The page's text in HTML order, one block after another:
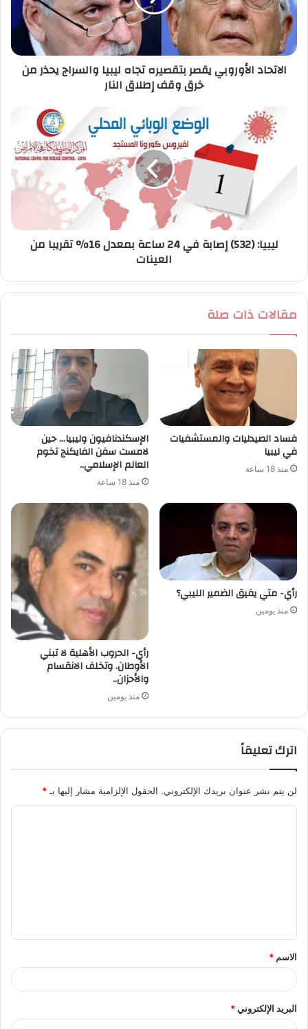
ل
ك
ر
الاتحاد الأوروبي يقصر بتقصيره تجاه ليبيا والسراج يحذر من
خرق وقف إطلاق النار
ليبيا: (532) إصابة في 24 ساعة بمعدل 16% تقريبا من
العينات
مقالات ذات صلة
فساد الصيدليات والمستشفيات
في ليبيا
منذ 18 ساعة
الإسكندنافيون وليبيا… حين
لامست سفن الفايكنج تخوم
العالم الإسلامي..
منذ 18 ساعة
رأي- متي يفيق الضمير الليبي؟
منذ يومين
رأي- الحروب الأهلية لا تبني
الأوطان. وتخلف الانقسام
والأحزان..
منذ يومين
اترك تعليقاً
لن يتم نشر عنوان بريدك الإلكتروني. الحقول الإلزامية مشار إليها بـ*
ق
*
الاسم *
البريد الإلكتروني*